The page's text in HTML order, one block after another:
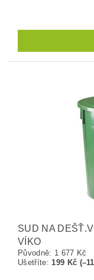
SUD NA
VÍKO
Původně: 1 677 Kč
Ušetříte: 199 Kč